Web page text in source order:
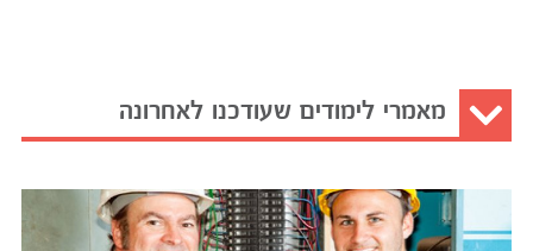
מאמרי לימודים שעודכנו לאחרונה